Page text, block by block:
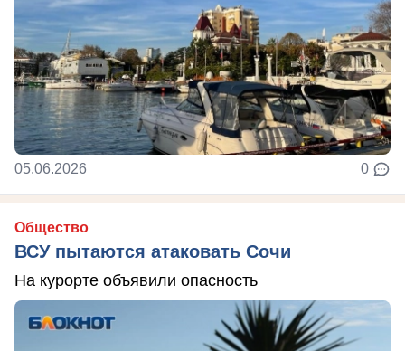
05.06.2026 0
Общество
ВСУ пытаются атаковать Сочи
На курорте объявили опасность